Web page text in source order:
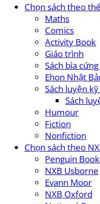
Chọn sách theo
Maths
Comics
Activity Book
Giáo trình
Sách bìa
Ehon Nhật
Sách luyện
Sách
Humour
Fiction
Nonfiction
Chọn sách theo
Penguin
NXB Usborne
Evann Moor
NXB Oxford